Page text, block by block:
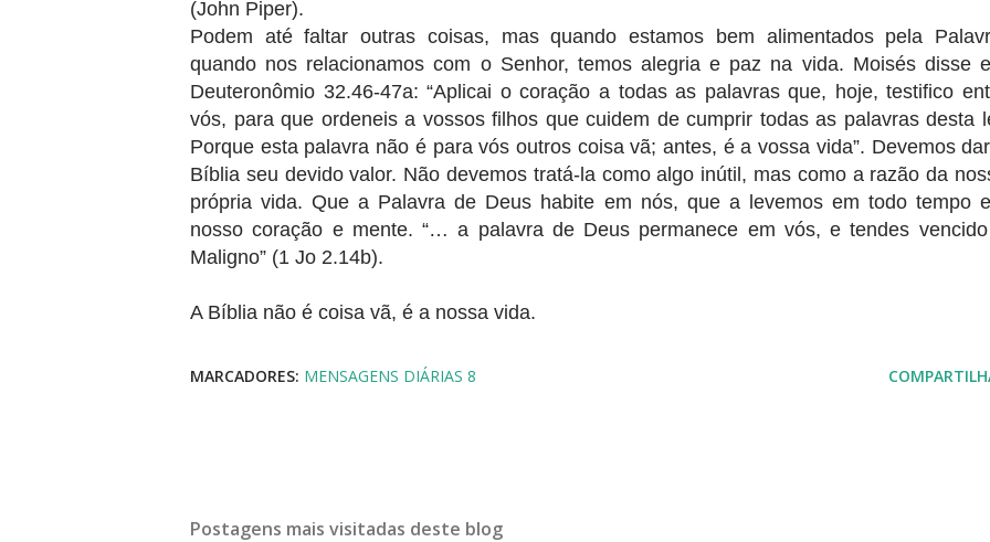
(John Piper).
Podem até faltar outras coisas, mas quando estamos bem alimentados pela
quando nos relacionamos com o Senhor, temos alegria e paz na vida. Moisés disse
Deuteronômio 32.46-47a: “Aplicai o coração a todas as palavras que, hoje, testifico
vós, para que ordeneis a vossos filhos que cuidem de cumprir todas as palavras desta
Porque esta palavra não é para vós outros coisa vã; antes, é a vossa vida”. Devemos
Bíblia seu devido valor. Não devemos tratá-la como algo inútil, mas como a razão da
própria vida. Que a Palavra de Deus habite em nós, que a levemos em todo tempo
nosso coração e mente. “… a palavra de Deus permanece em vós, e tendes
Maligno” (1 Jo 2.14b).
A Bíblia não é coisa vã, é a nossa vida.
MARCADORES: MENSAGENS DIÁRIAS 8
Postagens mais visitadas deste blog